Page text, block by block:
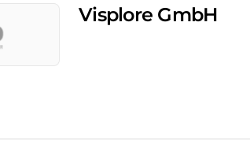
Visplore GmbH